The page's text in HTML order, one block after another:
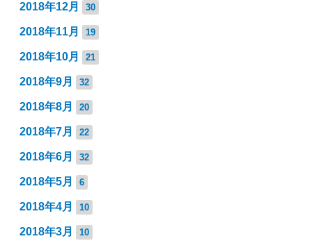
2018年12月 30
2018年11月 19
2018年10月 21
2018年9月 32
2018年8月 20
2018年7月 22
2018年6月 32
2018年5月 6
2018年4月 10
2018年3月 10